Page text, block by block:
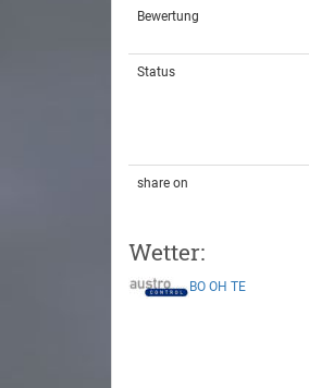
Bewertung
Status
share on
Wetter:
BO OH TE